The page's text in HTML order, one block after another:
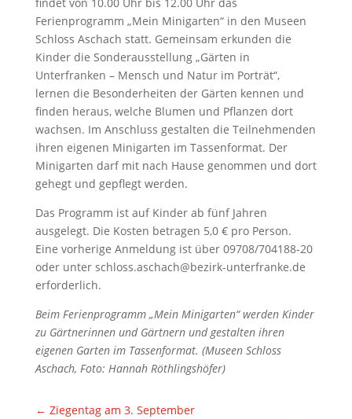
Ferienprogramm „Mein Minigarten“ in den Museen
Schloss Aschach statt. Gemeinsam erkunden die
Kinder die Sonderausstellung „Gärten in
Unterfranken – Mensch und Natur im Porträt“,
lernen die Besonderheiten der Gärten kennen und
finden heraus, welche Blumen und Pflanzen dort
wachsen. Im Anschluss gestalten die Teilnehmenden
ihren eigenen Minigarten im Tassenformat. Der
Minigarten darf mit nach Hause genommen und dort
gehegt und gepflegt werden.
Das Programm ist auf Kinder ab fünf Jahren
ausgelegt. Die Kosten betragen 5,0 € pro Person.
Eine vorherige Anmeldung ist über 09708/704188-20
oder unter schloss.aschach@bezirk-unterfranke.de
erforderlich.
Beim Ferienprogramm „Mein Minigarten“ werden Kinder
zu Gärtnerinnen und Gärtnern und gestalten ihren
eigenen Garten im Tassenformat. (Museen Schloss
Aschach, Foto: Hannah Röthlingshöfer)
← Ziegentag am 3. September